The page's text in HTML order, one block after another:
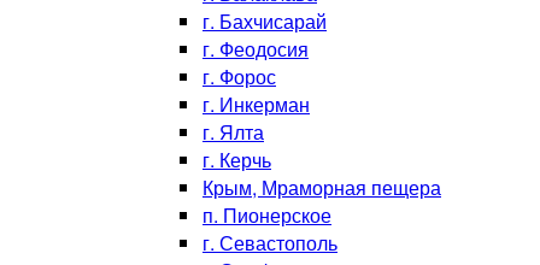
г. Бахчисарай
г. Феодосия
г. Форос
г. Инкерман
г. Ялта
г. Керчь
Крым, Мраморная пещера
п. Пионерское
г. Севастополь